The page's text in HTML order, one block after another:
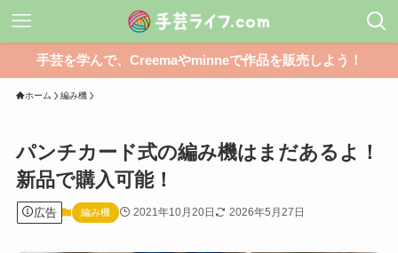
手芸を学んで、Creemaやminneで作品を販売しよう！
ホーム 編み機
パンチカード式の編み機はまだあるよ！
新品で購入可能！
広告 編み機 2021年10月20日 2026年5月27日